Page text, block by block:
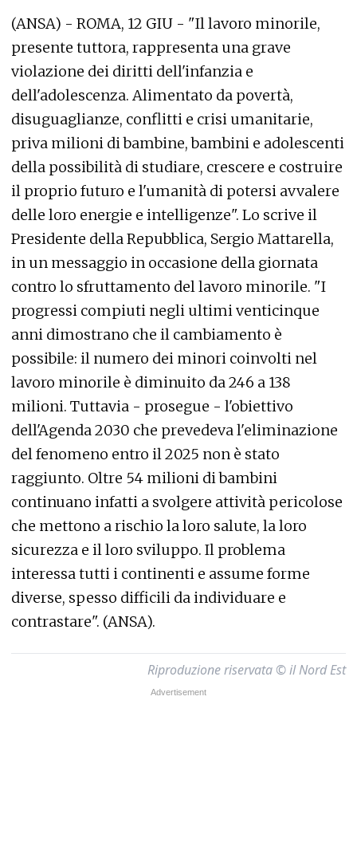
(ANSA) - ROMA, 12 GIU - "Il lavoro minorile,
presente tuttora, rappresenta una grave
violazione dei diritti dell'infanzia e
dell'adolescenza. Alimentato da povertà,
disuguaglianze, conflitti e crisi umanitarie,
priva milioni di bambine, bambini e adolescenti
della possibilità di studiare, crescere e costruire
il proprio futuro e l'umanità di potersi avvalere
delle loro energie e intelligenze". Lo scrive il
Presidente della Repubblica, Sergio Mattarella,
in un messaggio in occasione della giornata
contro lo sfruttamento del lavoro minorile. "I
progressi compiuti negli ultimi venticinque
anni dimostrano che il cambiamento è
possibile: il numero dei minori coinvolti nel
lavoro minorile è diminuito da 246 a 138
milioni. Tuttavia - prosegue - l'obiettivo
dell'Agenda 2030 che prevedeva l'eliminazione
del fenomeno entro il 2025 non è stato
raggiunto. Oltre 54 milioni di bambini
continuano infatti a svolgere attività pericolose
che mettono a rischio la loro salute, la loro
sicurezza e il loro sviluppo. Il problema
interessa tutti i continenti e assume forme
diverse, spesso difficili da individuare e
contrastare". (ANSA).
Riproduzione riservata © il Nord Est